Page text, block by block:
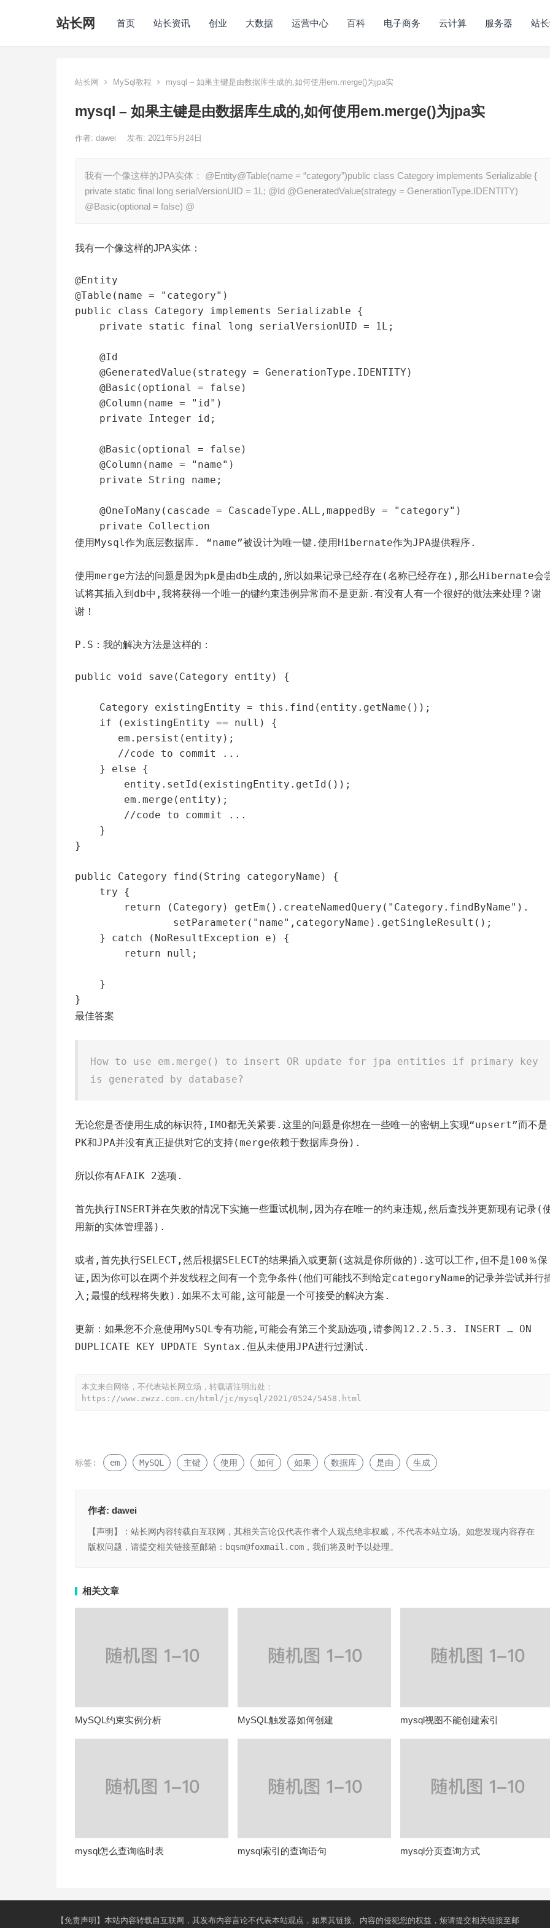
站长网 首页 站长资讯 创业 大数据 运营中心 百科 电子商务 云计算 服务器 站
站长网 MySql教程 mysql – 如果主键是由数据库生成的,如何使用em.merge()为jpa实
mysql – 如果主键是由数据库生成的,如何使用em.merge()为jpa实
作者: dawei 发布: 2021年5月24日
我有一个像这样的JPA实体： @Entity@Table(name = “category”)public class Category implements Serializable {
private static final long serialVersionUID = 1L; @Id @GeneratedValue(strategy = GenerationType.IDENTITY)
@Basic(optional = false) @
我有一个像这样的JPA实体：
@Entity
@Table(name = "category")
public class Category implements Serializable {
    private Collection
使用Mysql作为底层数据库. “name”被设计为唯一键.使用Hibernate作为JPA提供程序.
使用merge方法的问题是因为pk是由db生成的,所以如果记录已经存在(名称已经存在),那么Hibernate会
试将其插入到db中,我将获得一个唯一的键约束违例异常而不是更新.有没有人有一个很好的做法来处理？谢
谢！
P.S：我的解决方法是这样的：
public void save(Category entity) {
}
public Category find(String categoryName) {
最佳答案
How to use em.merge() to insert OR update for jpa entities if primary key
is generated by database?
无论您是否使用生成的标识符,IMO都无关紧要.这里的问题是你想在一些唯一的密钥上实现“upsert”而不是
PK和JPA并没有真正提供对它的支持(merge依赖于数据库身份).
所以你有AFAIK 2选项.
首先执行INSERT并在失败的情况下实施一些重试机制,因为存在唯一的约束违规,然后查找并更新现有记录(
用新的实体管理器).
或者,首先执行SELECT,然后根据SELECT的结果插入或更新(这就是你所做的).这可以工作,但不是100％保
证,因为你可以在两个并发线程之间有一个竞争条件(他们可能找不到给定categoryName的记录并尝试并行
入;最慢的线程将失败).如果不太可能,这可能是一个可接受的解决方案.
更新：如果您不介意使用MySQL专有功能,可能会有第三个奖励选项,请参阅12.2.5.3. INSERT … ON
DUPLICATE KEY UPDATE Syntax.但从未使用JPA进行过测试.
本文来自网络，不代表站长网立场，转载请注明出处：
https://www.zwzz.com.cn/html/jc/mysql/2021/0524/5458.html
标签: em MySQL 主键 使用 如何 如果 数据库 是由 生成
作者: dawei
【声明】：站长网内容转载自互联网，其相关言论仅代表作者个人观点绝非权威，不代表本站立场。如您发现内容存在
版权问题，请提交相关链接至邮箱：bqsm@foxmail.com，我们将及时予以处理。
相关文章
MySQL约束实例分析 MySQL触发器如何创建 mysql视图不能创建索引
mysql怎么查询临时表 mysql索引的查询语句 mysql分页查询方式
【免责声明】本站内容转载自互联网，其发布内容言论不代表本站观点，如果其链接、内容的侵犯您的权益，烦请提交相关链接至邮